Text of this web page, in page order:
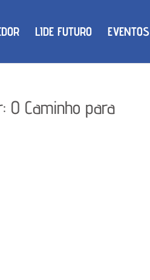
LIDE FUTURO EVENTOS
O Caminho para